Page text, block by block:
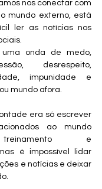
nos conectar com
mundo externo, está
ler as notícias nos
uma onda de medo,
desrespeito,
impunidade e
mundo afora.
era só escrever
ao mundo
treinamento e
é impossível lidar
e notícias e deixar